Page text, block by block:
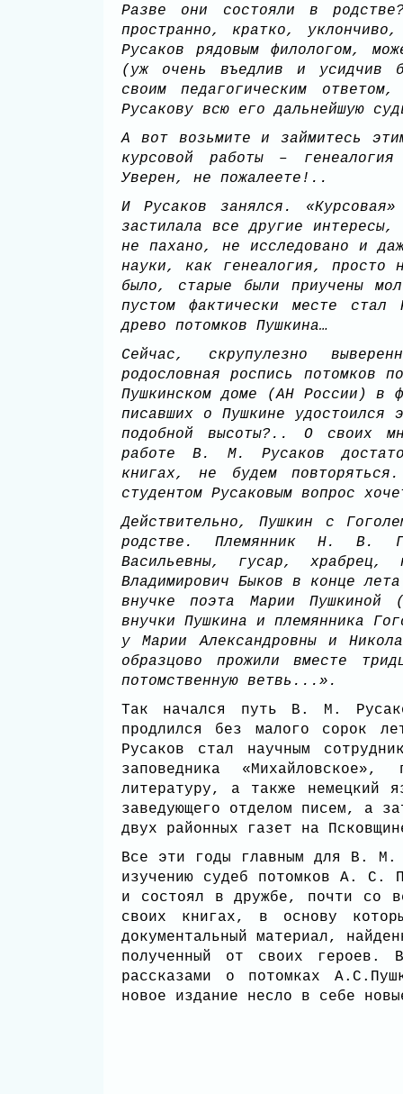
Разве они состояли в
пространно, кратко,
Русаков рядовым филологом,
(уж очень въедлив и усидчив
своим педагогическим
Русакову всю его дальнейшую
А вот возьмите и займитесь
курсовой работы –
Уверен, не пожалеете!..
И Русаков занялся.
застилала все другие
не пахано, не исследовано и
науки, как генеалогия, просто
было, старые были приучены
пустом фактически месте стал
древо потомков Пушкина…
Сейчас, скрупулезно
родословная роспись потомков
Пушкинском доме (АН России) в
писавших о Пушкине удостоился
подобной высоты?.. О своих
работе В. М. Русаков
книгах, не будем
студентом Русаковым вопрос
Действительно, Пушкин с
родстве. Племянник Н. В.
Васильевны, гусар, храбрец,
Владимирович Быков в конце
внучке поэта Марии Пушкиной
внучки Пушкина и племянника
у Марии Александровны и
образцово прожили вместе
потомственную ветвь...».
Так начался путь В. М.
продлился без малого сорок
Русаков стал научным
заповедника
литературу, а также немецкий
заведующего отделом писем, а
двух районных газет на
Все эти годы главным для В. М.
изучению судеб потомков А. С.
и состоял в дружбе, почти со
своих книгах, в основу
документальный материал,
полученный от своих героев.
рассказами о потомках
новое издание несло в себе